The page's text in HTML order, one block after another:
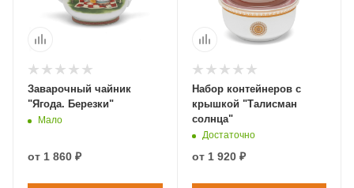
Заварочный чайник
"Ягода. Березки"
Мало
от 1 860 ₽
Набор контейнеров с
крышкой "Талисман
солнца"
Достаточно
от 1 920 ₽